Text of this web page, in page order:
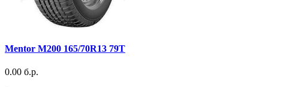
Mentor M200 165/70R13 79T
0.00 б.р.